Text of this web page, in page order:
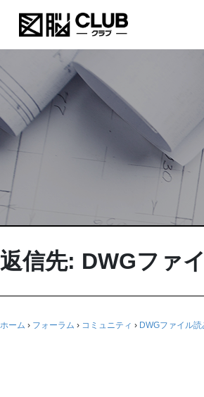
返信先: DWGファ
ホーム › フォーラム › コミュニティ › DWGファイル